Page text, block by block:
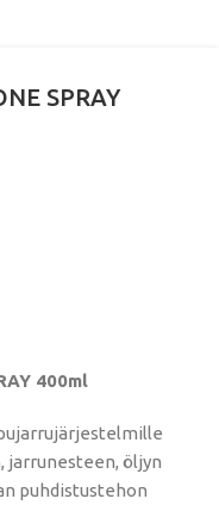
SPRAY
400ml
jarrunesteen, öljyn
puhdistustehon